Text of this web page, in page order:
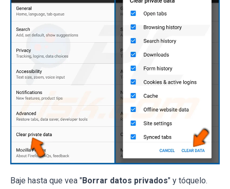
Baje hasta que vea "Borrar datos privados" y tóquelo.